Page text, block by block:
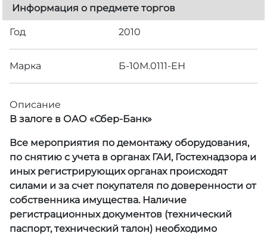
Информация о предмете торгов
Год 2010
Марка Б-10М.0111-ЕН
Описание
В залоге в ОАО «Сбер-Банк»
Все мероприятия по демонтажу оборудования,
по снятию с учета в органах ГАИ, Гостехнадзора и
иных регистрирующих органах происходят
силами и за счет покупателя по доверенности от
собственника имущества. Наличие
регистрационных документов (технический
паспорт, технический талон) необходимо